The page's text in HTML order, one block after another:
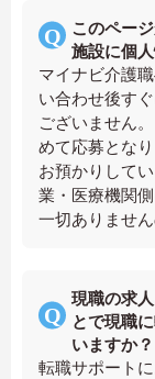
このペー
施設に個
マイナビ介護
い合わせ後す
ございません
めて応募となり
お預かりして
業・医療機関
一切ありませ
現職の求
とで現職
いますか？
転職サポート